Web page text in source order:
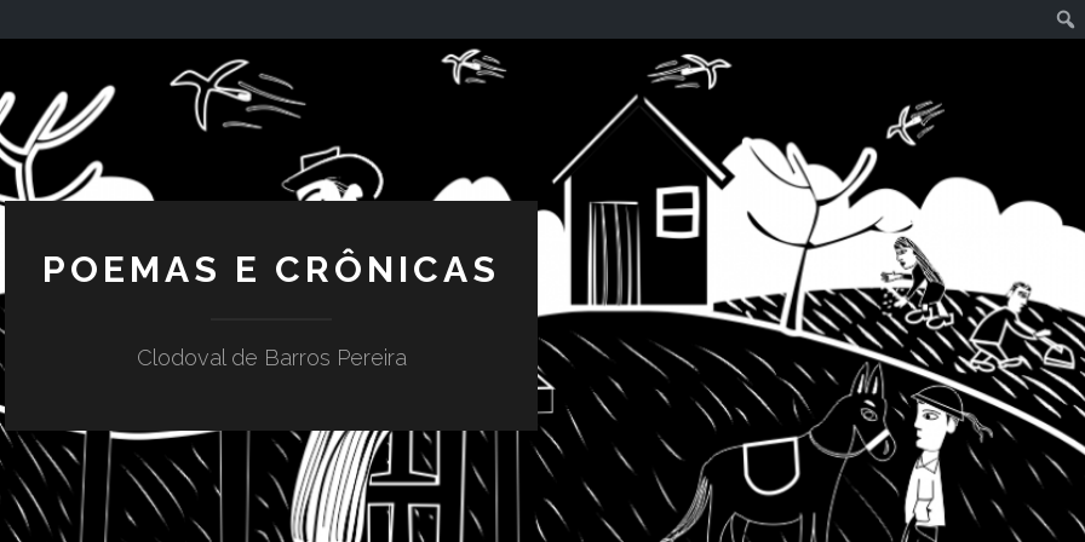
POEMAS E CRÔNICAS
Clodoval de Barros Pereira